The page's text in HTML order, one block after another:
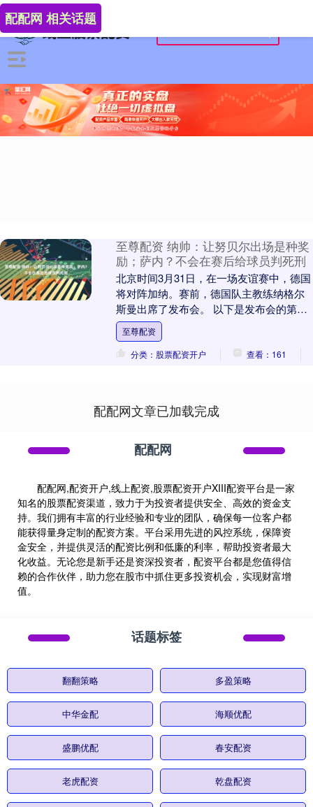
配配网 相关话题
至尊配资 纳帅：让努贝尔出场是种奖
励；萨内？不会在赛后给球员判死刑
北京时间3月31日，在一场友谊赛中，德国
将对阵加纳。赛前，德国队主教练纳格尔
斯曼出席了发布会。 以下是发布会的第一
部分 看到今天的发布会出席阵容之后，外
界已经有....
至尊配资
分类：股票配资开户
查看：161
配配网文章已加载完成
配配网
配配网,配资开户,线上配资,股票配资开户XIII‌配资平台是一家
知名的股票配资渠道，致力于为投资者提供安全、高效的资金支
持。我们拥有丰富的行业经验和专业的团队，确保每一位客户都
能获得量身定制的配资方案。平台采用先进的风控系统，保障资
金安全，并提供灵活的配资比例和低廉的利率，帮助投资者最大
化收益。无论您是新手还是资深投资者，配资平台都是您值得信
赖的合作伙伴，助力您在股市中抓住更多投资机会，实现财富增
值。
话题标签
翻翻策略 多盈策略
中华金配 海顺优配
盛鹏优配 春安配资
老虎配资 乾盘配资